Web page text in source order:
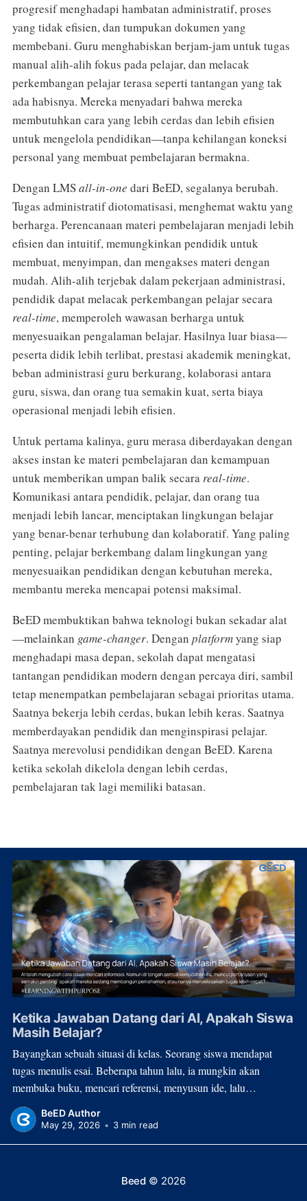
progresif menghadapi hambatan administratif, proses
yang tidak efisien, dan tumpukan dokumen yang
membebani. Guru menghabiskan berjam-jam untuk tugas
manual alih-alih fokus pada pelajar, dan melacak
perkembangan pelajar terasa seperti tantangan yang tak
ada habisnya. Mereka menyadari bahwa mereka
membutuhkan cara yang lebih cerdas dan lebih efisien
untuk mengelola pendidikan—tanpa kehilangan koneksi
personal yang membuat pembelajaran bermakna.
Dengan LMSall-in-one dari BeED, segalanya berubah.
Tugas administratif diotomatisasi, menghemat waktu yang
berharga. Perencanaan materi pembelajaran menjadi lebih
efisien dan intuitif, memungkinkan pendidik untuk
membuat, menyimpan, dan mengakses materi dengan
mudah. Alih-alih terjebak dalam pekerjaan administrasi,
pendidik dapat melacak perkembangan pelajar secara
real-time, memperoleh wawasan berharga untuk
menyesuaikan pengalaman belajar. Hasilnya luar biasa—
peserta didik lebih terlibat, prestasi akademik meningkat,
beban administrasi guru berkurang, kolaborasi antara
guru, siswa, dan orang tua semakin kuat, serta biaya
operasional menjadi lebih efisien.
Untuk pertama kalinya, guru merasa diberdayakan dengan
akses instan ke materi pembelajaran dan kemampuan
untuk memberikan umpan balik secara real-time.
Komunikasi antara pendidik, pelajar, dan orang tua
menjadi lebih lancar, menciptakan lingkungan belajar
yang benar-benar terhubung dan kolaboratif. Yang paling
penting, pelajar berkembang dalam lingkungan yang
menyesuaikan pendidikan dengan kebutuhan mereka,
membantu mereka mencapai potensi maksimal.
BeED membuktikan bahwa teknologi bukan sekadar alat
—melainkan game-changer. Dengan platformyang siap
menghadapi masa depan, sekolah dapat mengatasi
tantangan pendidikan modern dengan percaya diri, sambil
tetap menempatkan pembelajaran sebagai prioritas utama.
Saatnya bekerja lebih cerdas, bukan lebih keras. Saatnya
memberdayakan pendidik dan menginspirasi pelajar.
Saatnya merevolusi pendidikan dengan BeED. Karena
ketika sekolah dikelola dengan lebih cerdas,
pembelajaran tak lagi memiliki batasan.
Ketika Jawaban Datang dari AI, Apakah Siswa
Masih Belajar?
Bayangkan sebuah situasi di kelas. Seorang siswa mendapat
tugas menulis esai. Beberapa tahun lalu, ia mungkin akan
membuka buku, mencari referensi, menyusun ide, lalu
menghabiskan waktu berjam-jam untuk menulis. Hari ini, proses
itu bisa selesai dalam hitungan menit. Bukan karena
BeED Author
May 29, 2026 • 3 min read
Beed © 2026